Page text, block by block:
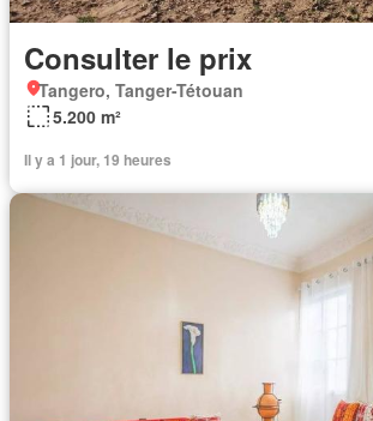
Consulter le prix
Tangero, Tanger-Tétouan
5.200 m²
Il y a 1 jour, 19 heures